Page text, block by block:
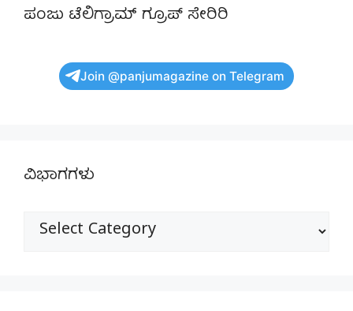
ಪಂಜು ಟೆಲಿಗ್ರಾಮ್ ಗ್ರೂಪ್ ಸೇರಿರಿ
Join @panjumagazine on Telegram
ವಿಭಾಗಗಳು
ವಿಭಾಗಗಳು